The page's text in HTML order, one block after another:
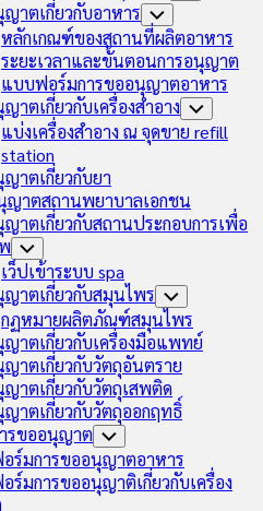
ญาตเกี่ยวกับอาหาร Toggle
Child
Menu
หลักเกณฑ์ของสถานที่ผลิตอาหาร
ระยะเวลาและขั้นตอนการอนุญาต
แบบฟอร์มการขออนุญาตอาหาร
าตเกี่ยวกับเครื่องสำอาง Toggle
Child
Menu
แบ่งเครื่องสำอาง ณ จุดขาย refill
station
ญาตเกี่ยวกับยา
ญาตสถานพยาบาลเอกชน
ญาตเกี่ยวกับสถานประกอบการเพื่อ
Toggle
Child
Menu
เว็ปเข้าระบบ spa
ญาตเกี่ยวกับสมุนไพร Toggle
Child
Menu
กฏหมายผลิตภัณฑ์สมุนไพร
ญาตเกี่ยวกับเครื่องมือแพทย์
ญาตเกี่ยวกับวัตถุอันตราย
ญาตเกี่ยวกับวัตถุเสพติด
ญาตเกี่ยวกับวัตถุออกฤทธิ์
รขออนุญาต Toggle
Child
Menu
ร์มการขออนุญาตอาหาร
ร์มการขออนุญาติเกี่ยวกับเครื่อง